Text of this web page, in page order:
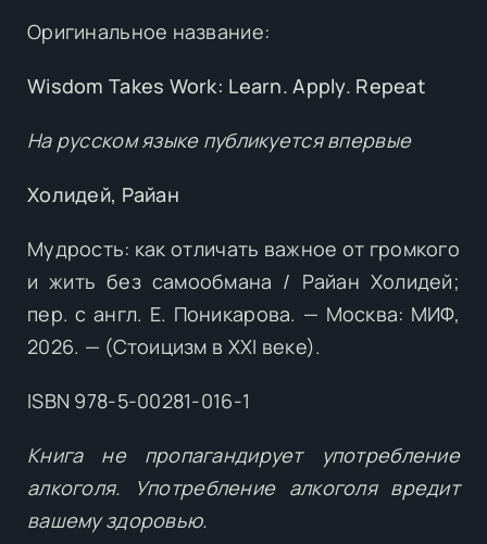
Оригинальное название:
Wisdom Takes Work: Learn. Apply. Repeat
На русском языке публикуется впервые
Холидей, Райан
Мудрость: как отличать важное от громкого
и жить без самообмана / Райан Холидей;
пер. с англ. Е. Поникарова. — Москва: МИФ,
2026. — (Стоицизм в XXI веке).
ISBN 978-5-00281-016-1
Книга не пропагандирует употребление
алкоголя. Употребление алкоголя вредит
вашему здоровью.